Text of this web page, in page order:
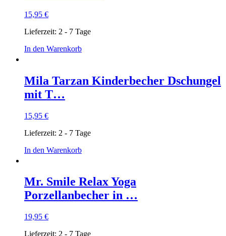
15,95 €
Lieferzeit: 2 - 7 Tage
In den Warenkorb
Mila Tarzan Kinderbecher Dschungel
mit T…
15,95 €
Lieferzeit: 2 - 7 Tage
In den Warenkorb
Mr. Smile Relax Yoga
Porzellanbecher in …
19,95 €
Lieferzeit: 2 - 7 Tage